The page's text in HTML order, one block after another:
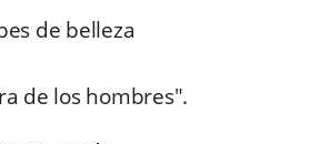
de belleza
de los hombres".